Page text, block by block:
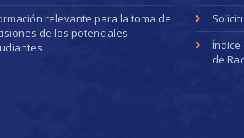
relevante para la toma de
de los potenciales
Índice
de